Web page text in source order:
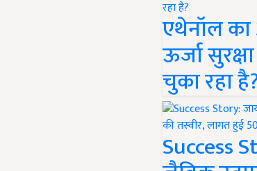
एथेनॉल का
ऊर्जा
चुका रहा
Success